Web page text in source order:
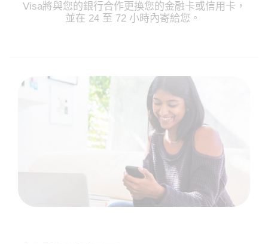
Visa將與您的銀行合作更換您的金融卡或信用卡，
並在 24 至 72 小時內寄給您。